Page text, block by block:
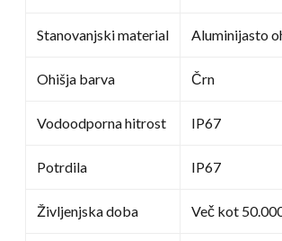
Stanovanjski material Aluminijasto
Ohišja barva Črn
Vodoodporna hitrost IP67
Potrdila IP67
Življenjska doba Več kot